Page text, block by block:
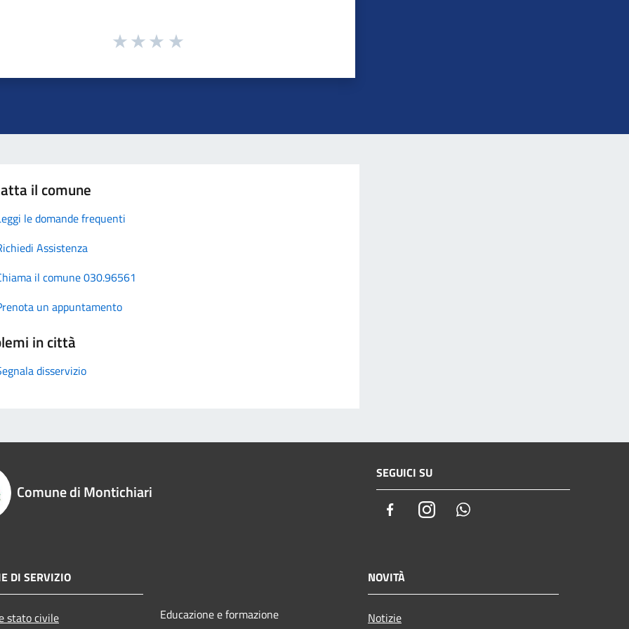
il comune
le domande frequenti
Assistenza
il comune 030.96561
un appuntamento
in città
disservizio
Comune di Montichiari
SEGUICI SU
FacebookInstagram
DI SERVIZIO
stato civile
Educazione e formazione
NOVITÀ
Notizie